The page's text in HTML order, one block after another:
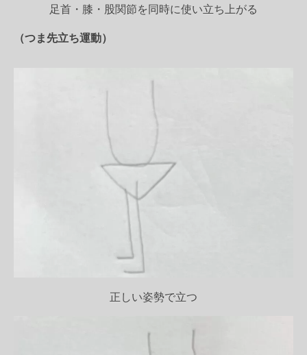
足首・膝・股関節を同時に使い立ち上がる
（つま先立ち運動）
正しい姿勢で立つ